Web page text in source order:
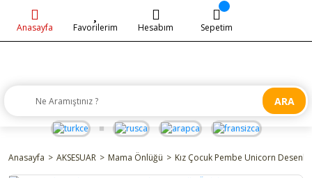
ARA
Anasayfa Favorilerim Hesabım Sepetim
Anasayfa AKSESUAR Mama Önlüğü Kız Çocuk Pembe Unicorn Desenli